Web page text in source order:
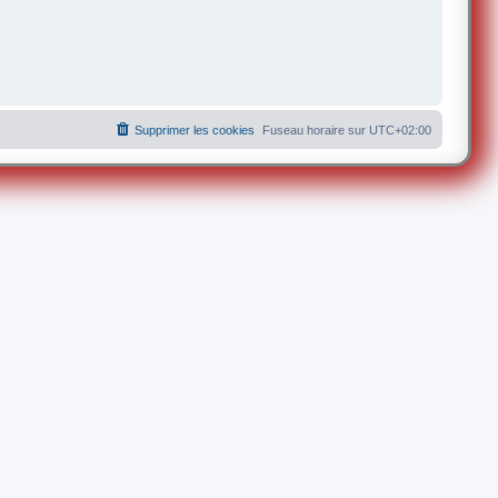
Fuseau horaire sur UTC+02:00
Supprimer les cookies